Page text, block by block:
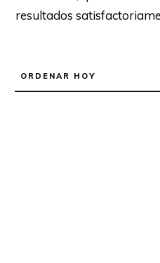
resultados
ORDENAR HOY